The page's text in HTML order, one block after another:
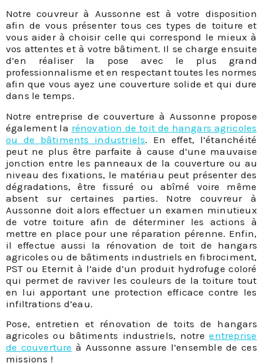
Notre couvreur à Aussonne est à votre disposition
afin de vous présenter tous ces types de toiture et
vous aider à choisir celle qui correspond le mieux à
vos attentes et à votre bâtiment. Il se charge ensuite
d’en réaliser la pose avec le plus grand
professionnalisme et en respectant toutes les normes
afin que vous ayez une couverture solide et qui dure
dans le temps.
Notre entreprise de couverture à Aussonne propose
également la rénovation de toit de hangars agricoles
ou de bâtiments industriels. En effet, l’étanchéité
peut ne plus être parfaite à cause d’une mauvaise
jonction entre les panneaux de la couverture ou au
niveau des fixations, le matériau peut présenter des
dégradations, être fissuré ou abîmé voire même
absent sur certaines parties. Notre couvreur à
Aussonne doit alors effectuer un examen minutieux
de votre toiture afin de déterminer les actions à
mettre en place pour une réparation pérenne. Enfin,
il effectue aussi la rénovation de toit de hangars
agricoles ou de bâtiments industriels en fibrociment,
PST ou Eternit à l’aide d’un produit hydrofuge coloré
qui permet de raviver les couleurs de la toiture tout
en lui apportant une protection efficace contre les
infiltrations d’eau.
Pose, entretien et rénovation de toits de hangars
agricoles ou bâtiments industriels, notreentreprise
de couverture à Aussonne assure l’ensemble de ces
missions !